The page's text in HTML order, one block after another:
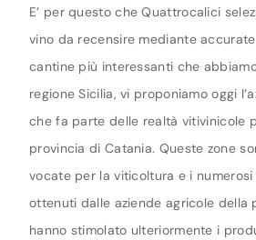
E’ per questo che Quattrocalici
vino da recensire mediante
cantine più interessanti che
regione Sicilia, vi proponiamo oggi
che fa parte delle realtà vitivinicole
provincia di Catania. Queste zone
vocate per la viticoltura e i
ottenuti dalle aziende agricole della
hanno stimolato ulteriormente i